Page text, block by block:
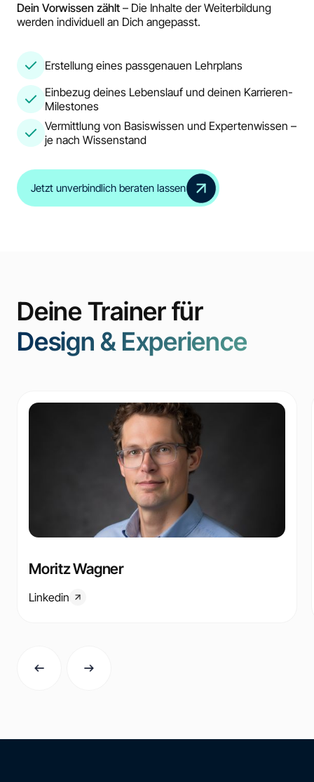
Dein Vorwissen zählt – Die Inhalte der Weiterbildung
werden individuell an Dich angepasst.
Erstellung eines passgenauen Lehrplans
Einbezug deines Lebenslauf und deinen Karrieren-
Milestones
Vermittlung von Basiswissen und Expertenwissen –
je nach Wissenstand
Jetzt unverbindlich beraten lassen
Deine Trainer für
Design & Experience
Moritz Wagner
Linkedin